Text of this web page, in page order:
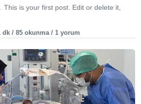
This is your first post. Edit or delete it,
/ 85 okunma / 1 yorum